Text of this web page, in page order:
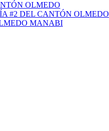
OLMEDO
#2 DEL CANTÓN OLMEDO
MANABI